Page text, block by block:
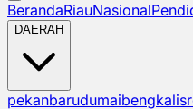
BerandaRiauNasional
DAERAH
pekanbarudumaibengkalis